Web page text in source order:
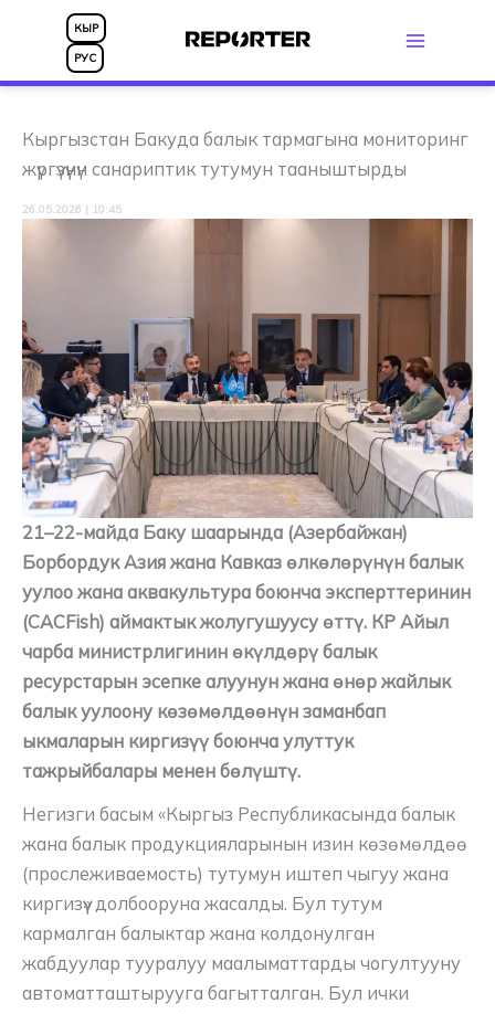
КЫР
РУС
Кыргызстан Бакуда балык тармагына мониторинг
жүргүзүүнүн санариптик тутумун тааныштырды
26.05.2026 | 10:45
21–22-майда Баку шаарында (Азербайжан)
Борбордук Азия жана Кавказ өлкөлөрүнүн балык
уулоо жана аквакультура боюнча эксперттеринин
(CACFish) аймактык жолугушуусу өттү. КР Айыл
чарба министрлигинин өкүлдөрү балык
ресурстарын эсепке алуунун жана өнөр жайлык
балык уулоону көзөмөлдөөнүн заманбап
ыкмаларын киргизүү боюнча улуттук
тажрыйбалары менен бөлүштү.
Негизги басым «Кыргыз Республикасында балык
жана балык продукцияларынын изин көзөмөлдөө
(прослеживаемость) тутумун иштеп чыгуу жана
киргизүү» долбооруна жасалды. Бул тутум
кармалган балыктар жана колдонулган
жабдуулар тууралуу маалыматтарды чогултууну
автоматташтырууга багытталган. Бул ички